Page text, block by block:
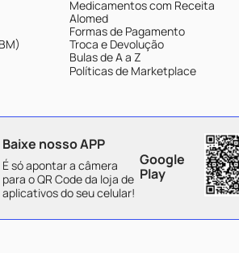
Medicamentos com Receita
Alomed
Formas de Pagamento
Troca e Devolução
Bulas de A a Z
Políticas de Marketplace
Baixe nosso APP
É só apontar a câmera
para o QR Code da loja de
aplicativos do seu celular!
Google
Play